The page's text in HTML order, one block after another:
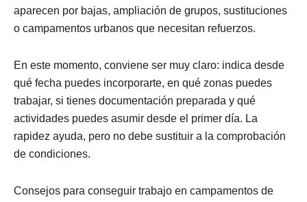
aparecen por bajas, ampliación de grupos, sustituciones
o campamentos urbanos que necesitan refuerzos.
En este momento, conviene ser muy claro: indica desde
qué fecha puedes incorporarte, en qué zonas puedes
trabajar, si tienes documentación preparada y qué
actividades puedes asumir desde el primer día. La
rapidez ayuda, pero no debe sustituir a la comprobación
de condiciones.
Consejos para conseguir trabajo en campamentos de